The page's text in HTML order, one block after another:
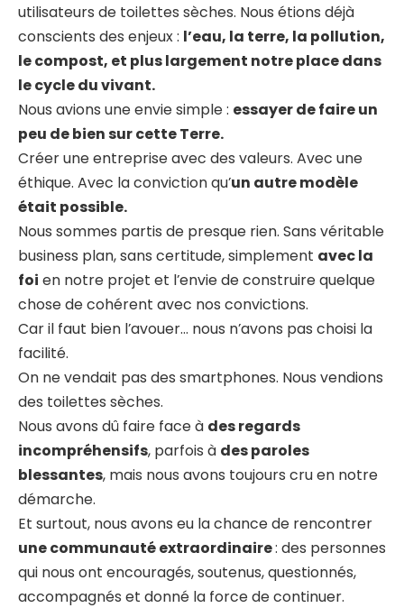
utilisateurs de toilettes sèches. Nous étions déjà
conscients des enjeux : l’eau, la terre, la pollution,
le compost, et plus largement notre place dans
le cycle du vivant.
Nous avions une envie simple : essayer de faire un
peu de bien sur cette Terre.
Créer une entreprise avec des valeurs. Avec une
éthique. Avec la conviction qu’un autre modèle
était possible.
Nous sommes partis de presque rien. Sans véritable
business plan, sans certitude, simplement avec la
foi en notre projet et l’envie de construire quelque
chose de cohérent avec nos convictions.
Car il faut bien l’avouer… nous n’avons pas choisi la
facilité.
On ne vendait pas des smartphones. Nous vendions
des toilettes sèches.
Nous avons dû faire face à des regards
incompréhensifs, parfois à des paroles
blessantes, mais nous avons toujours cru en notre
démarche.
Et surtout, nous avons eu la chance de rencontrer
une communauté extraordinaire: des personnes
qui nous ont encouragés, soutenus, questionnés,
accompagnés et donné la force de continuer.